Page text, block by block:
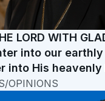
LORD WITH
into our
into His
OPINIONS